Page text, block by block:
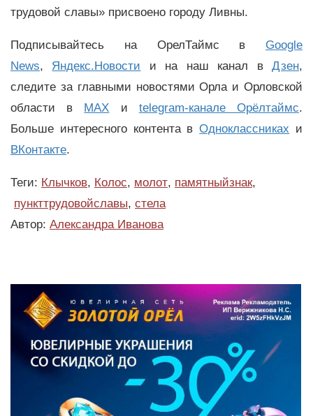
трудовой славы» присвоено городу Ливны.
Подписывайтесь на ОрелТаймс в Google
News, Яндекс.Новости и на наш канал вДзен,
следите за главными новостями Орла и Орловской
области в MAX и telegram-канале Орёлтаймс.
Больше интересного контента вОдноклассниках и
ВКонтакте.
Теги: Клычков, Колос, молот, памятныйзнак,
пункттрудовойславы, стела
Автор: Александра Иванова